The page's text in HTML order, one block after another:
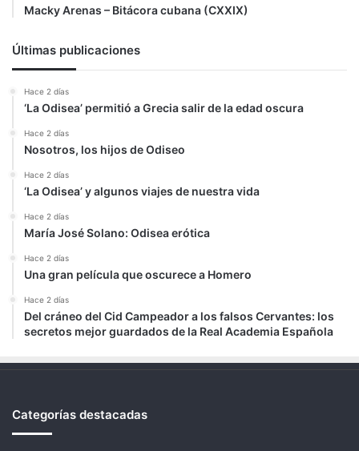
Macky Arenas – Bitácora cubana (CXXIX)
Últimas publicaciones
Hace 2 días
‘La Odisea’ permitió a Grecia salir de la edad oscura
Hace 2 días
Nosotros, los hijos de Odiseo
Hace 2 días
‘La Odisea’ y algunos viajes de nuestra vida
Hace 2 días
María José Solano: Odisea erótica
Hace 2 días
Una gran película que oscurece a Homero
Hace 2 días
Del cráneo del Cid Campeador a los falsos Cervantes: los
secretos mejor guardados de la Real Academia Española
Categorías destacadas